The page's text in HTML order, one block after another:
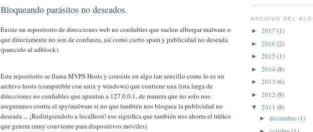
Bloqueando parásitos no deseados.
Existe un repositorio de direcciones web no confiables que suelen albergar malware o
que directamente no son de confanza, así como cierto spam y publicidad no deseada
(parecido al adblock).
Este repositorio se llama MVPS Hosts y consiste en algo tan sencillo como lo es un
archivo hosts (compatible con unix y windows) que contiene una lista larga de
direcciones no confiables que apuntan a 127.0.0.1, de manera que no solo nos
aseguramos contra el spy/malware si no que también nos bloquea la publicidad no
deseada ... ¡Redirigiendolo a localhost! eso significa que también nos ahorra el tráfico
que genera (muy conviente para dispositivos móviles).
ARCHIVO DEL
► 2017 (1)
► 2016 (2)
► 2015 (1)
► 2014 (8)
► 2013 (6)
► 2012 (8)
▼ 2011 (8)
► diciembre (1)